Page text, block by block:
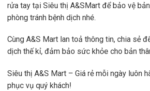
rửa tay tại Siêu thị A&SMart để bảo vệ
phòng tránh bệnh dịch nhé.
Cùng A&S Mart lan toả thông tin, chia sẻ
dịch thế kỉ, đảm bảo sức khỏe cho bản
Siêu thị A&S Mart – Giá rẻ mỗi ngày luôn
phục vụ quý khách!